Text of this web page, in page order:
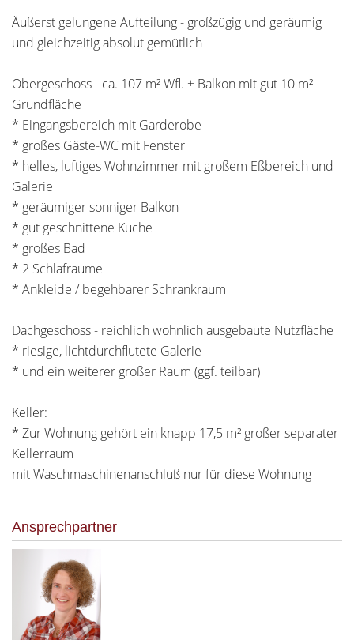
Äußerst gelungene Aufteilung - großzügig und geräumig
und gleichzeitig absolut gemütlich
Obergeschoss - ca. 107 m² Wfl. + Balkon mit gut 10 m²
Grundfläche
* Eingangsbereich mit Garderobe
* großes Gäste-WC mit Fenster
* helles, luftiges Wohnzimmer mit großem Eßbereich und
Galerie
* geräumiger sonniger Balkon
* gut geschnittene Küche
* großes Bad
* 2 Schlafräume
* Ankleide / begehbarer Schrankraum
Dachgeschoss - reichlich wohnlich ausgebaute Nutzfläche
* riesige, lichtdurchflutete Galerie
* und ein weiterer großer Raum (ggf. teilbar)
Keller:
* Zur Wohnung gehört ein knapp 17,5 m² großer separater
Kellerraum
mit Waschmaschinenanschluß nur für diese Wohnung
Ansprechpartner